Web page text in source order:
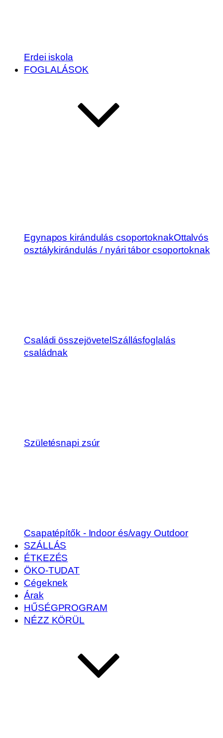
Erdei iskola
FOGLALÁSOK
Egynapos kirándulás csoportoknakOttalvós
osztálykirándulás / nyári tábor csoportoknak
Családi összejövetelSzállásfoglalás
családnak
Születésnapi zsúr
Csapatépítők - Indoor és/vagy Outdoor
SZÁLLÁS
ÉTKEZÉS
ÖKO-TUDAT
Cégeknek
Árak
HŰSÉGPROGRAM
NÉZZ KÖRÜL